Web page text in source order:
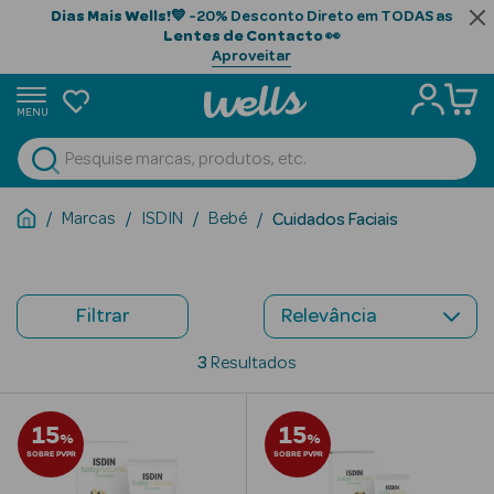
Dias Mais Wells!💙 -20% Desconto Direto em TODAS as
Lentes de Contacto👀
Aproveitar
MENU
Ver Tudo
Profissional
Beauty Season
Cosmética
Marcas ISDIN Bebé Cuidados Faciais
Filtrar
3 Resultados
15%
SOBRE PVPR
15%
SOBRE PVPR